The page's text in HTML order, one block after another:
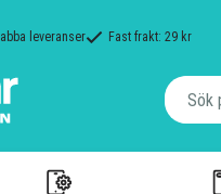
leveranser Fast frakt: 29 kr